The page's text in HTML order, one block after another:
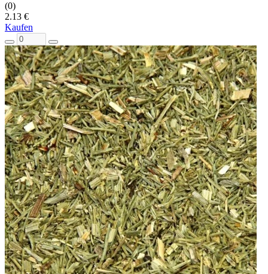
(0)
2.13 €
Kaufen